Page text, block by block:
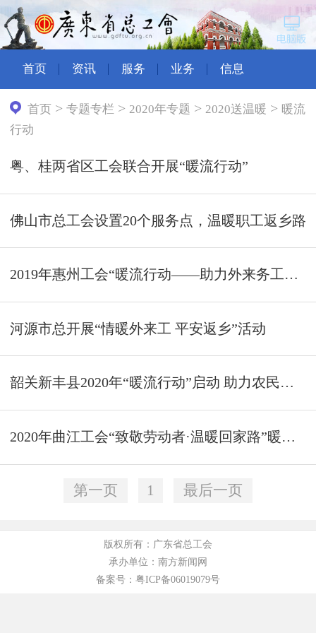
首页 资讯 服务 业务 信息
首页 >专题专栏 > 2020年专题 > 2020送温暖 > 暖流
行动
粤、桂两省区工会联合开展“暖流行动”
佛山市总工会设置20个服务点，温暖职工返乡路
2019年惠州工会“暖流行动——助力外来务工人员平安返乡”活动启动
河源市总开展“情暖外来工 平安返乡”活动
韶关新丰县2020年“暖流行动”启动 助力农民工平安返乡
2020年曲江工会“致敬劳动者·温暖回家路”暖流行动正在进行中
第一页 1 最后一页
版权所有：广东省总工会
承办单位：南方新闻网
备案号：粤ICP备06019079号